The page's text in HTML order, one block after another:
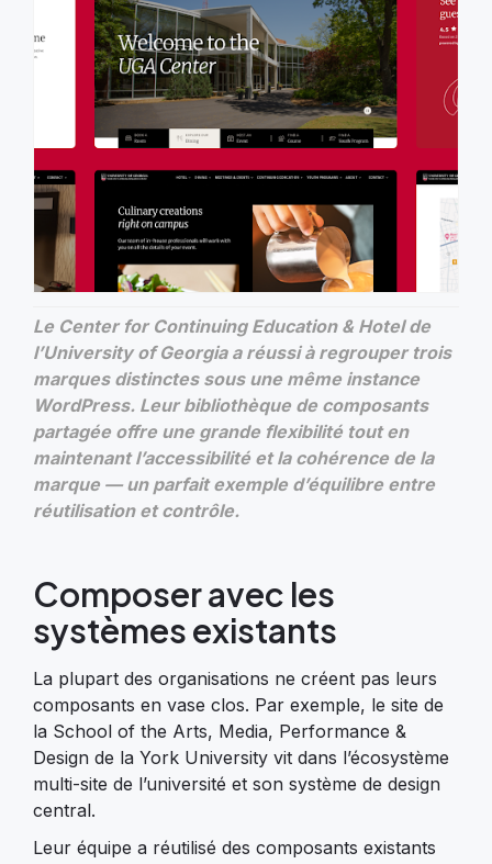
Le Center for Continuing Education & Hotel de
l’University of Georgia a réussi à regrouper trois
marques distinctes sous une même instance
WordPress. Leur bibliothèque de composants
partagée offre une grande flexibilité tout en
maintenant l’accessibilité et la cohérence de la
marque — un parfait exemple d’équilibre entre
réutilisation et contrôle.
Composer avec les
systèmes existants
La plupart des organisations ne créent pas leurs
composants en vase clos. Par exemple, le site de
la School of the Arts, Media, Performance &
Design de la York University vit dans l’écosystème
multi-site de l’université et son système de design
central.
Leur équipe a réutilisé des composants existants